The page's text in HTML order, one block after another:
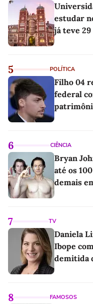
estudar
já teve
5 POLÍTICA
Filho 04
federal
6 CIÊNCIA
Bryan
até os
demais
7 TV
Daniela
Ibope
demitida
8 FAMOSOS